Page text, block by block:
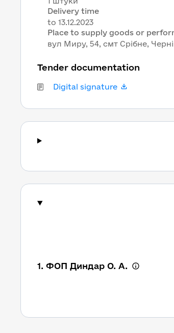
Delivery time
Place to supply goods or
вул Миру, 54, смт Срібне,
Tender documentation
Digital signature
1. ФОП Диндар О. А.